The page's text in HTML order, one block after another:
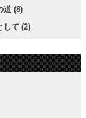
道 (8)
して (2)